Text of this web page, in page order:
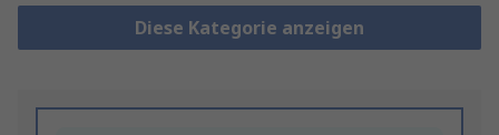
Diese Kategorie anzeigen